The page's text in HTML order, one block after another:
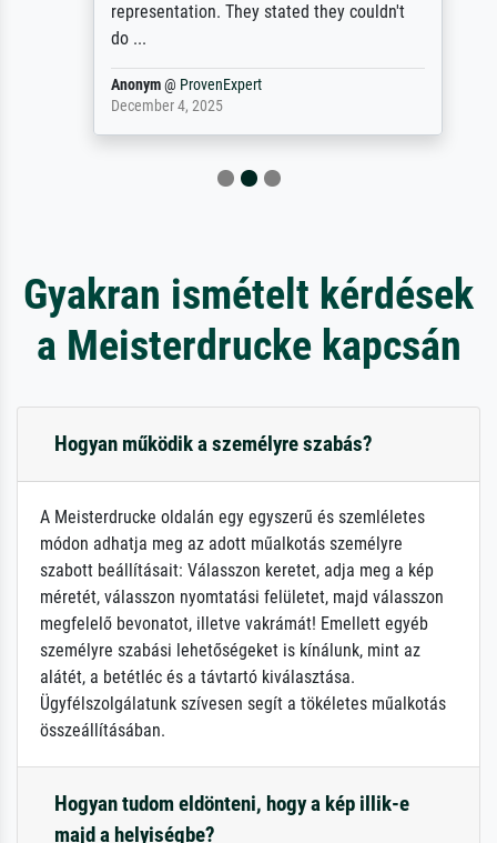
representation. They stated they couldn't
do ...
Anonym@ProvenExpert
December 4, 2025
Gyakran ismételt kérdések
a Meisterdrucke kapcsán
Hogyan működik a személyre szabás?
A Meisterdrucke oldalán egy egyszerű és szemléletes
módon adhatja meg az adott műalkotás személyre
szabott beállításait: Válasszon keretet, adja meg a kép
méretét, válasszon nyomtatási felületet, majd válasszon
megfelelő bevonatot, illetve vakrámát! Emellett egyéb
személyre szabási lehetőségeket is kínálunk, mint az
alátét, a betétléc és a távtartó kiválasztása.
Ügyfélszolgálatunk szívesen segít a tökéletes műalkotás
összeállításában.
Hogyan tudom eldönteni, hogy a kép illik-e
majd a helyiségbe?